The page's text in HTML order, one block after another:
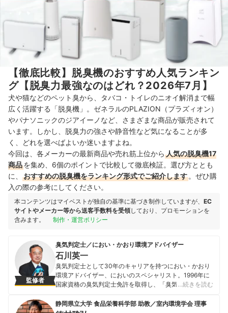
【徹底比較】脱臭機のおすすめ人気ランキン
グ【脱臭力最強なのはどれ？2026年7月】
犬や猫などのペット臭から、タバコ・トイレのニオイ解消まで幅
広く活躍する「脱臭機」。ゼネラルのPLAZION（プラズィオン）
やパナソニックのジアイーノなど、さまざまな商品が販売されて
います。しかし、脱臭力の強さや静音性など気になることが多
く、どれを選べばよいか迷いますよね。
今回は、各メーカーの最新商品や売れ筋上位から 人気の脱臭機17
商品を集め、6個のポイントで比較して徹底検証。選び方ととも
に、
おすすめの脱臭機をランキング形式でご紹介します 。ぜひ購
入の際の参考にしてください。
本コンテンツはマイベストが独自の基準に基づき制作していますが、 EC
サイトやメーカー等から送客手数料を受領しており、プロモーションを
含みます。
制作・運営ポリシー
監修者
臭気判定士／におい・かおり環境アドバイザー
石川英一
臭気判定士として30年のキャリアを持つにおい・かおり
環境アドバイザー、においのスペシャリスト。1996年に
国家資格の臭気判定士免許を取得し、「臭気対策アドバ
キャリアを積み、2010年にフリーの臭気判定士として独
…続きを読む
静岡県立大学 食品栄養科学部 助教／室内環境学会 理事